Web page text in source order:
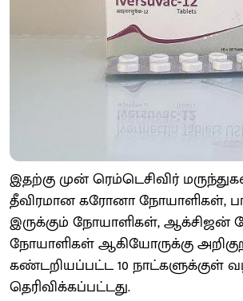
இதற்கு முன் ரெம்டெசிவிர்
தீவிரமான கரோனா நோயாளிகள்,
இருக்கும் நோயாளிகள், ஆக்சிஜன்
நோயாளிகள் ஆகியோருக்கு
கண்டறியப்பட்ட 10 நாட்களுக்குள்
தெரிவிக்கப்பட்டது.